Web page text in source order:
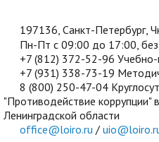
197136, Санкт-Петербург,
Пн-Пт с 09:00 до 17:00,
+7 (812) 372-52-96 Учебно-
+7 (931) 338-73-19
8 (800) 250-47-04
"Противодействие коррупции"
Ленинградской области
office@loiro.ru /